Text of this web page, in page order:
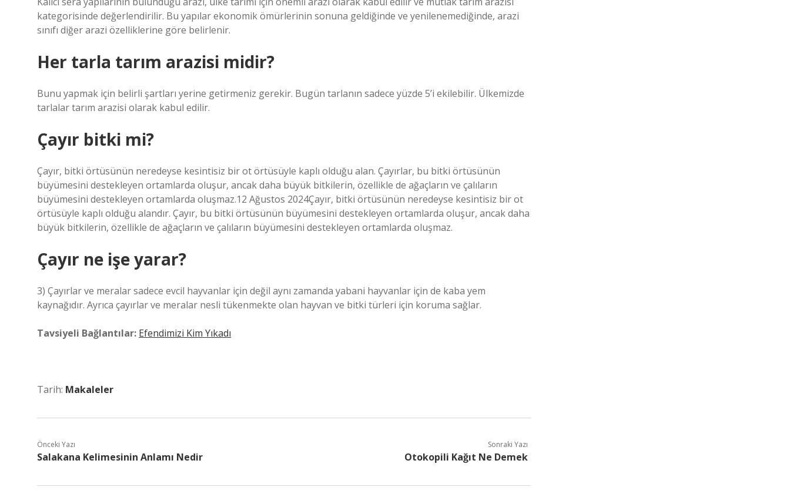
kategorisinde değerlendirilir. Bu yapılar ekonomik ömürlerinin sonuna geldiğinde ve yenilenemediğinde, arazi
sınıfı diğer arazi özelliklerine göre belirlenir.
Her tarla tarım arazisi midir?
Bunu yapmak için belirli şartları yerine getirmeniz gerekir. Bugün tarlanın sadece yüzde 5’i ekilebilir. Ülkemizde
tarlalar tarım arazisi olarak kabul edilir.
Çayır bitki mi?
Çayır, bitki örtüsünün neredeyse kesintisiz bir ot örtüsüyle kaplı olduğu alan. Çayırlar, bu bitki örtüsünün
büyümesini destekleyen ortamlarda oluşur, ancak daha büyük bitkilerin, özellikle de ağaçların ve çalıların
büyümesini destekleyen ortamlarda oluşmaz.12 Ağustos 2024Çayır, bitki örtüsünün neredeyse kesintisiz bir ot
örtüsüyle kaplı olduğu alandır. Çayır, bu bitki örtüsünün büyümesini destekleyen ortamlarda oluşur, ancak daha
büyük bitkilerin, özellikle de ağaçların ve çalıların büyümesini destekleyen ortamlarda oluşmaz.
Çayır ne işe yarar?
3) Çayırlar ve meralar sadece evcil hayvanlar için değil aynı zamanda yabani hayvanlar için de kaba yem
kaynağıdır. Ayrıca çayırlar ve meralar nesli tükenmekte olan hayvan ve bitki türleri için koruma sağlar.
Tavsiyeli Bağlantılar: Efendimizi Kim Yıkadı
Tarih: Makaleler
Önceki Yazı
Salakana Kelimesinin Anlamı Nedir
Sonraki Yazı
Otokopili Kağıt Ne Demek